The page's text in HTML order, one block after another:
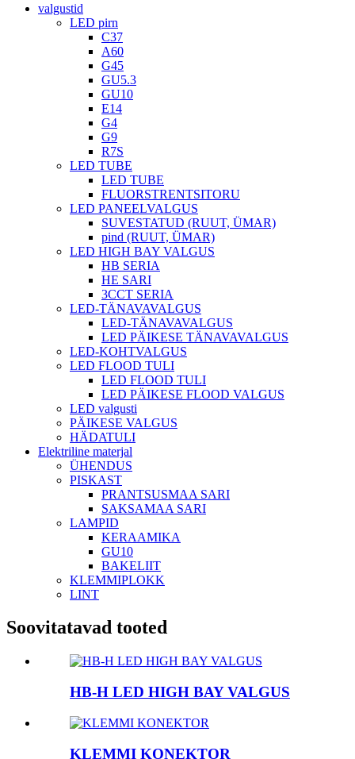
valgustid
LED pirn
C37
A60
G45
GU5.3
GU10
E14
G4
G9
R7S
LED TUBE
LED TUBE
FLUORSTRENTSITORU
LED PANEELVALGUS
SUVESTATUD (RUUT, ÜMAR)
pind (RUUT, ÜMAR)
LED HIGH BAY VALGUS
HB SERIA
HE SARI
3CCT SERIA
LED-TÄNAVAVALGUS
LED-TÄNAVAVALGUS
LED PÄIKESE TÄNAVAVALGUS
LED-KOHTVALGUS
LED FLOOD TULI
LED FLOOD TULI
LED PÄIKESE FLOOD VALGUS
LED valgusti
PÄIKESE VALGUS
HÄDATULI
Elektriline materjal
ÜHENDUS
PISKAST
PRANTSUSMAA SARI
SAKSAMAA SARI
LAMPID
KERAAMIKA
GU10
BAKELIIT
KLEMMIPLOKK
LINT
Soovitatavad tooted
HB-H LED HIGH BAY VALGUS
KLEMMI KONEKTOR